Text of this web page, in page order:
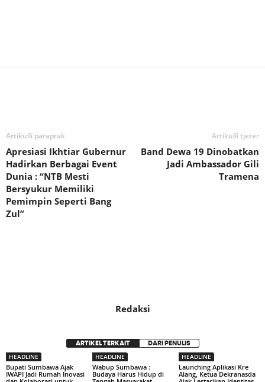
Artikulli paraprak
Apresiasi Ikhtiar Gubernur
Hadirkan Berbagai Event
Dunia : “NTB Mesti
Bersyukur Memiliki
Pemimpin Seperti Bang
Zul”
Artikulli tjetër
Band Dewa 19 Dinobatkan
Jadi Ambassador Gili
Tramena
Redaksi
ARTIKEL TERKAIT DARI PENULIS
HEADLINE
Bupati Sumbawa Ajak
IWAPI Jadi Rumah Inovasi
HEADLINE
Wabup Sumbawa :
Budaya Harus Hidup di
HEADLINE
Launching Aplikasi Kre
Alang, Ketua Dekranasda